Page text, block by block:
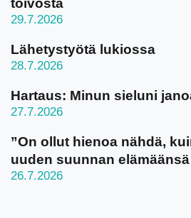
toivosta
29.7.2026
Lähetystyötä lukiossa
28.7.2026
Hartaus: Minun sieluni
27.7.2026
”On ollut hienoa nähdä,
uuden suunnan
26.7.2026